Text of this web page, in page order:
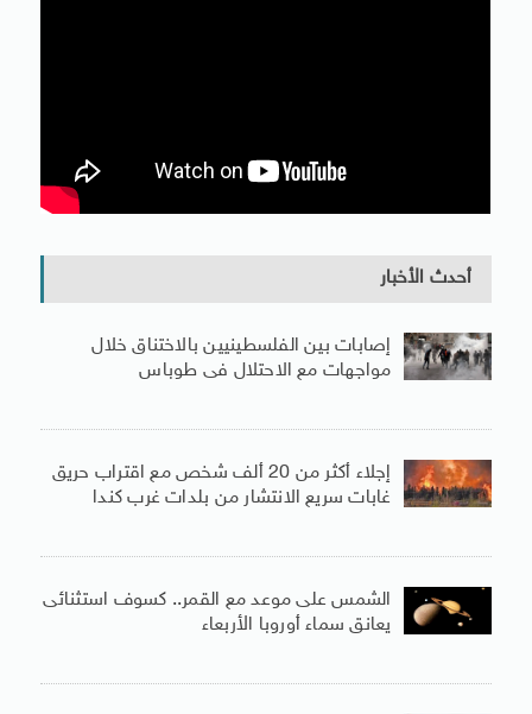
أحدث الأخبار
إصابات بين الفلسطينيين بالاختناق خلال
مواجهات مع الاحتلال فى طوباس
إجلاء أكثر من 20 ألف شخص مع اقتراب حريق
غابات سريع الانتشار من بلدات غرب كندا
الشمس على موعد مع القمر.. كسوف استثنائى
يعانق سماء أوروبا الأربعاء